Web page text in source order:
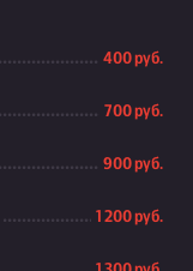
400 руб.
700 руб.
900 руб.
1 200 руб.